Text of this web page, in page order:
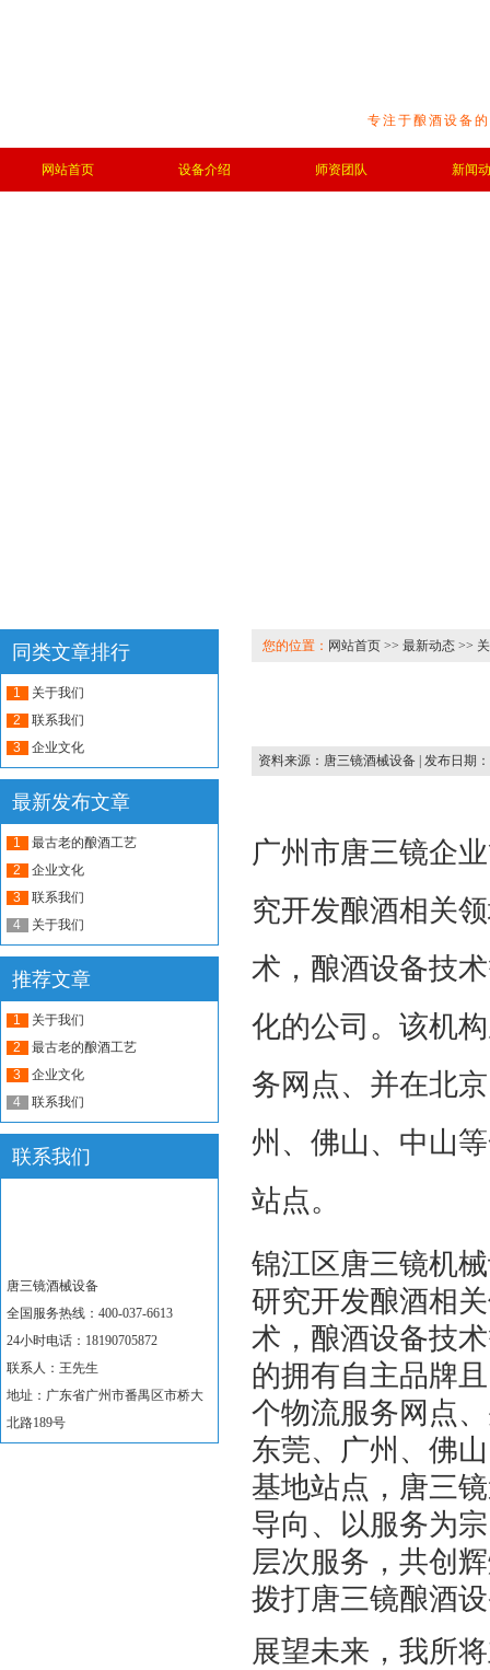
专注于酿酒设备
网站首页 设备介绍 师资团队 新闻
同类文章排行
1
关于我们
2
联系我们
3
企业文化
最新发布文章
1
最古老的酿酒工艺
2
企业文化
3
联系我们
4
关于我们
推荐文章
1
关于我们
2
最古老的酿酒工艺
3
企业文化
4
联系我们
联系我们
唐三镜酒械设备
全国服务热线：400-037-6613
24小时电话：18190705872
联系人：王先生
地址：广东省广州市番禺区市桥大
北路189号
您的位置： 网站首页 >> 最新动态 >>
资料来源： 唐三镜酒械设备 | 发布日期
广州市唐三镜企
究开发酿酒相关
术，酿酒设备技
化的公司。该机
务网点、并在北
州、佛山、中山
站点。
锦江区唐三镜机
研究开发酿酒相
术，酿酒设备技
的拥有自主品牌
个物流服务网点
东莞、广州、佛
基地站点，唐三
导向、以服务为
层次服务，共创
拨打唐三镜酿酒
展望未来，我所